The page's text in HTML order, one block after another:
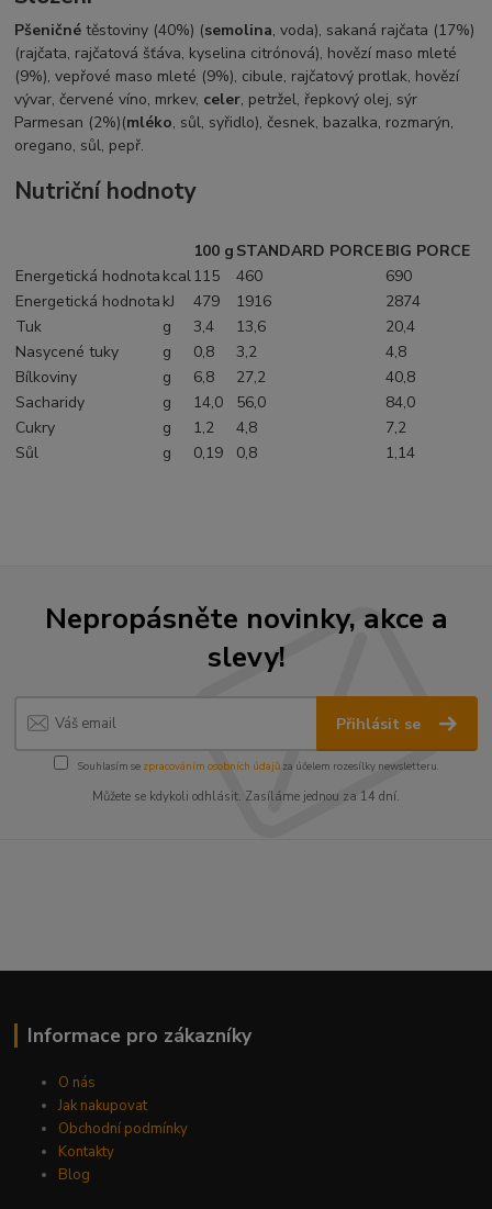
Pšeničné těstoviny (40%) (semolina, voda), sakaná rajčata (17%)
(rajčata, rajčatová šťáva, kyselina citrónová), hovězí maso mleté
(9%), vepřové maso mleté (9%), cibule, rajčatový protlak, hovězí
vývar, červené víno, mrkev, celer, petržel, řepkový olej, sýr
Parmesan (2%)(mléko, sůl, syřidlo), česnek, bazalka, rozmarýn,
oregano, sůl, pepř.
Nutriční hodnoty
100 g STANDARD PORCEBIG PORCE
Energetická hodnota kcal115 460
690
Energetická hodnota kJ 479 1916
2874
Tuk
g 3,4 13,6
20,4
Nasycené tuky
g 0,8 3,2
4,8
Bílkoviny
g 6,8 27,2
40,8
Sacharidy
g 14,0 56,0
84,0
Cukry
g 1,2 4,8
7,2
Sůl
g 0,19 0,8 1,14
Nepropásněte novinky, akce a
slevy!
Přihlásit se
Souhlasím se zpracováním osobních údajůza účelem rozesílky newsletteru.
Můžete se kdykoli odhlásit. Zasíláme jednou za 14 dní.
Informace pro zákazníky
O nás
Jak nakupovat
Obchodní podmínky
Kontakty
Blog